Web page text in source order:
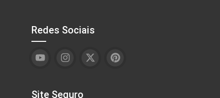
Redes Sociais
Site Seguro